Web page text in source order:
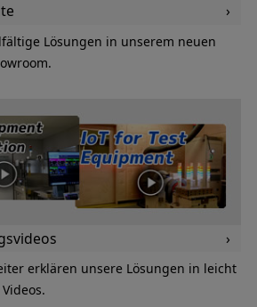
Lösungen in unserem neuen
erklären unsere Lösungen in leicht